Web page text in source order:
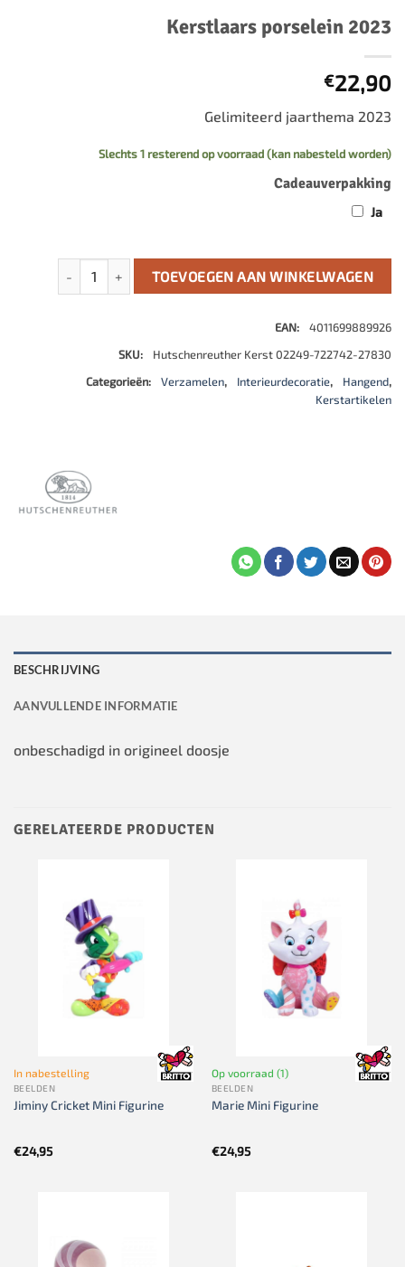
Kerstlaars porselein 2023
€22,90
Gelimiteerd jaarthema 2023
Slechts 1 resterend op voorraad (kan nabesteld worden)
Cadeauverpakking
Ja
Kerstlaars porselein 2023 aantal
TOEVOEGEN AAN WINKELWAGEN
EAN:
4011699889926
SKU:
Hutschenreuther Kerst 02249-722742-27830
Categorieën:
Verzamelen, Interieurdecoratie, Hangend,
Kerstartikelen
BESCHRIJVING
AANVULLENDE INFORMATIE
onbeschadigd in origineel doosje
GERELATEERDE PRODUCTEN
In nabestelling
BEELDEN
Jiminy Cricket Mini Figurine
€24,95
Op voorraad (1)
BEELDEN
Marie Mini Figurine
€24,95